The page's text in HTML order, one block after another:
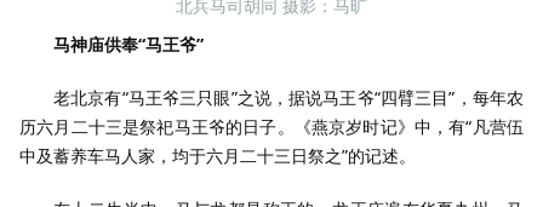
北兵马司胡同 摄影：马旷
马神庙供奉“马王爷”
老北京有“马王爷三只眼”之说，据说马王爷“四臂三目”，每年农
历六月二十三是祭祀马王爷的日子。《燕京岁时记》中，有“凡营伍
中及蓄养车马人家，均于六月二十三日祭之”的记述。